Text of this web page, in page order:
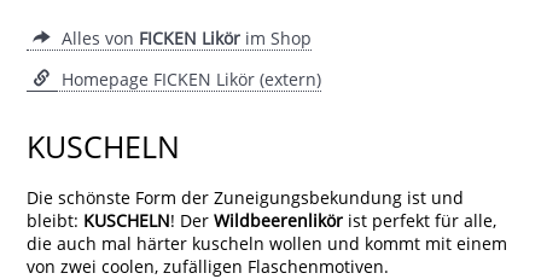
Alles von FICKEN Likör im Shop
Homepage FICKEN Likör (extern)
KUSCHELN
Die schönste Form der Zuneigungsbekundung ist und
bleibt: KUSCHELN! DerWildbeerenlikör ist perfekt für alle,
die auch mal härter kuscheln wollen und kommt mit einem
von zwei coolen, zufälligen Flaschenmotiven.